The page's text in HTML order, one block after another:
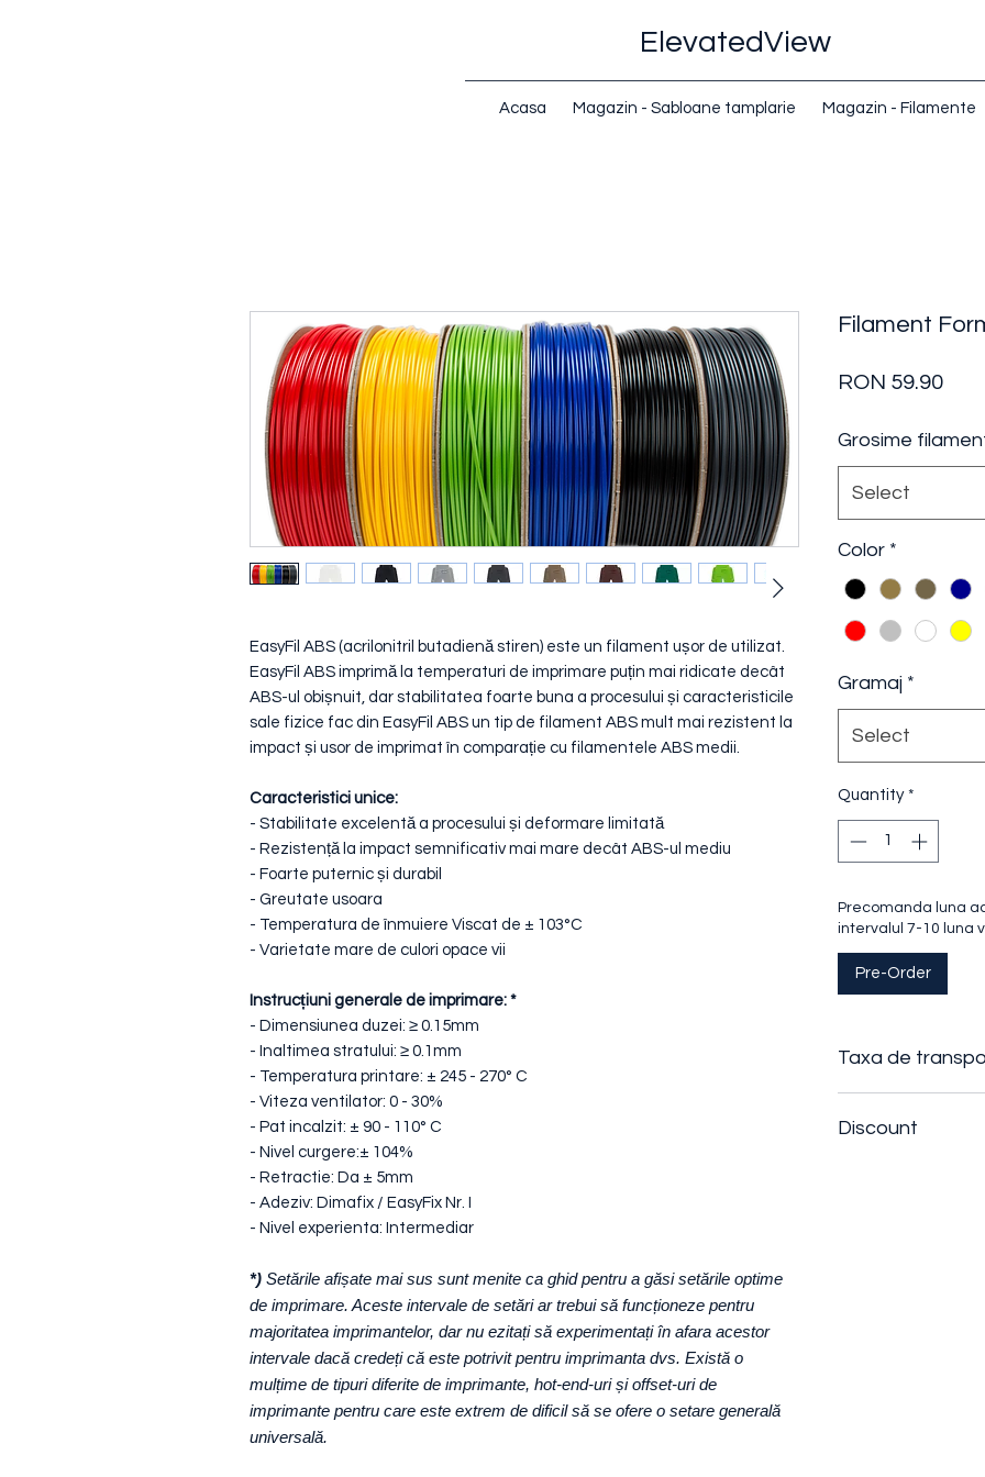
ElevatedView
Acasa Magazin - Sabloane tamplarie Magazin - Filamente
EasyFil ABS (acrilonitril butadienă stiren) este un filament ușor de utilizat.
EasyFil ABS imprimă la temperaturi de imprimare puțin mai ridicate decât
ABS-ul obișnuit, dar stabilitatea foarte buna a procesului și caracteristicile
sale fizice fac din EasyFil ABS un tip de filament ABS mult mai rezistent la
impact și usor de imprimat în comparație cu filamentele ABS medii.
Caracteristici unice:
- Stabilitate excelentă a procesului și deformare limitată
- Rezistență la impact semnificativ mai mare decât ABS-ul mediu
- Foarte puternic și durabil
- Greutate usoara
- Temperatura de înmuiere Viscat de ± 103°C
- Varietate mare de culori opace vii
Instrucțiuni generale de imprimare: *
- Dimensiunea duzei: ≥ 0.15mm
- Inaltimea stratului: ≥ 0.1mm
- Temperatura printare: ± 245 - 270° C
- Viteza ventilator: 0 - 30%
- Pat incalzit: ± 90 - 110° C
- Nivel curgere:± 104%
- Retractie: Da ± 5mm
- Adeziv: Dimafix / EasyFix Nr. I
- Nivel experienta: Intermediar
*) Setările afișate mai sus sunt menite ca ghid pentru a găsi setările optime
de imprimare. Aceste intervale de setări ar trebui să funcționeze pentru
majoritatea imprimantelor, dar nu ezitați să experimentați în afara acestor
intervale dacă credeți că este potrivit pentru imprimanta dvs. Există o
mulțime de tipuri diferite de imprimante, hot-end-uri și offset-uri de
imprimante pentru care este extrem de dificil să se ofere o setare generală
universală.
Filament
RON 59.90Price
Grosime
Select
Color *
Gramaj *
Select
Quantity *
Precomanda luna
intervalul 7-10 luna
Pre-Order
Taxa de
numarul de role
Discount